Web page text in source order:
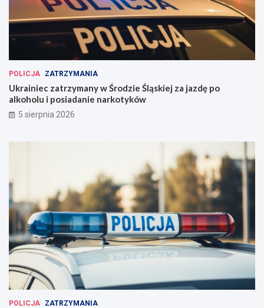
POLICJA ZATRZYMANIA
Ukrainiec zatrzymany w Środzie Śląskiej za jazdę po
alkoholu i posiadanie narkotyków
5 sierpnia 2026
POLICJA ZATRZYMANIA